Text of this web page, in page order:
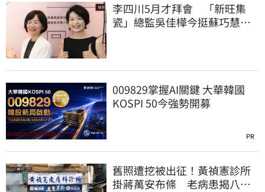
李四川5月才拜會 「新旺集
瓷」總監吳佳樺今挺蘇巧慧：
009829掌握AI關鍵 大華韓國
KOSPI 50今強勢開募
PR
舊照遭挖被出征！黃禎憲診所
掛蔣萬安布條 老病患揭八仙